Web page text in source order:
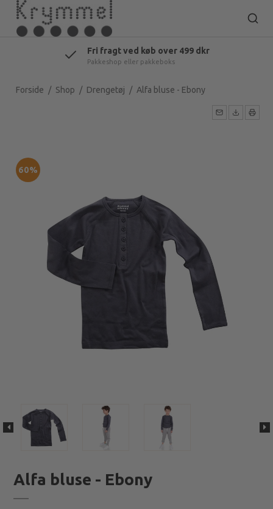
Dansk hjemmeside
Lager i Danmark - Århus
Forside / Shop / Drengetøj / Alfa bluse - Ebony
60%
Alfa bluse - Ebony